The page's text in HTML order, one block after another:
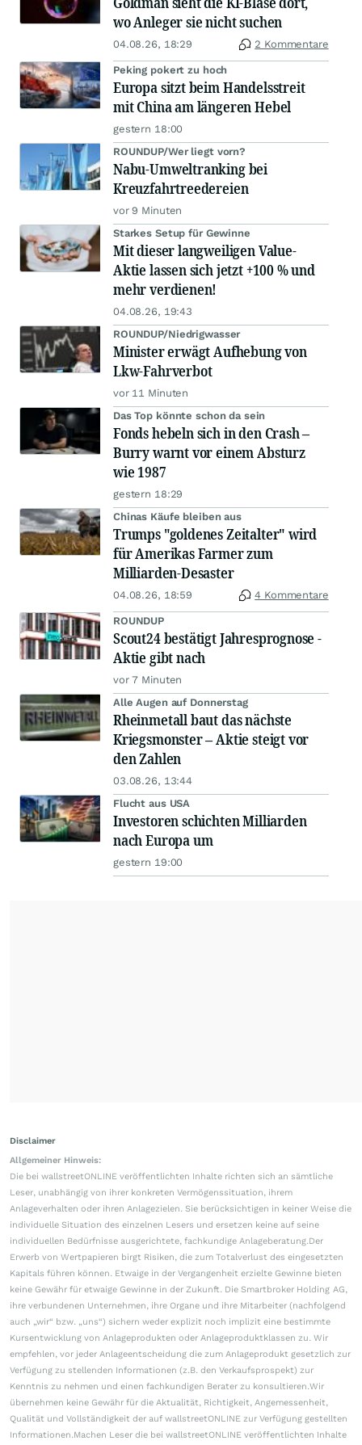
wo Anleger sie nicht suchen
04.08.26, 18:29 2 Kommentare
Peking pokert zu hoch
Europa sitzt beim Handelsstreit
mit China am längeren Hebel
gestern 18:00
ROUNDUP/Wer liegt vorn?
Nabu-Umweltranking bei
Kreuzfahrtreedereien
vor 9 Minuten
Starkes Setup für Gewinne
Mit dieser langweiligen Value-
Aktie lassen sich jetzt +100 % und
mehr verdienen!
04.08.26, 19:43
ROUNDUP/Niedrigwasser
Minister erwägt Aufhebung von
Lkw-Fahrverbot
vor 11 Minuten
Das Top könnte schon da sein
Fonds hebeln sich in den Crash –
Burry warnt vor einem Absturz
wie 1987
gestern 18:29
Chinas Käufe bleiben aus
Trumps "goldenes Zeitalter" wird
für Amerikas Farmer zum
Milliarden-Desaster
04.08.26, 18:59 4 Kommentare
ROUNDUP
Scout24 bestätigt Jahresprognose -
Aktie gibt nach
vor 7 Minuten
Alle Augen auf Donnerstag
Rheinmetall baut das nächste
Kriegsmonster – Aktie steigt vor
den Zahlen
03.08.26, 13:44
Flucht aus USA
Investoren schichten Milliarden
nach Europa um
gestern 19:00
Disclaimer
Allgemeiner Hinweis:
Die bei wallstreetONLINE veröffentlichten Inhalte richten sich an sämtliche
Leser, unabhängig von ihrer konkreten Vermögenssituation, ihrem
Anlageverhalten oder ihren Anlagezielen. Sie berücksichtigen in keiner Weise die
individuelle Situation des einzelnen Lesers und ersetzen keine auf seine
individuellen Bedürfnisse ausgerichtete, fachkundige Anlageberatung.Der
Erwerb von Wertpapieren birgt Risiken, die zum Totalverlust des eingesetzten
Kapitals führen können. Etwaige in der Vergangenheit erzielte Gewinne bieten
keine Gewähr für etwaige Gewinne in der Zukunft. Die Smartbroker Holding AG,
ihre verbundenen Unternehmen, ihre Organe und ihre Mitarbeiter (nachfolgend
auch „wir“ bzw. „uns“) sichern weder explizit noch implizit eine bestimmte
Kursentwicklung von Anlageprodukten oder Anlageproduktklassen zu. Wir
empfehlen, vor jeder Anlageentscheidung die zum Anlageprodukt gesetzlich zur
Verfügung zu stellenden Informationen (z.B. den Verkaufsprospekt) zur
Kenntnis zu nehmen und einen fachkundigen Berater zu konsultieren.Wir
übernehmen keine Gewähr für die Aktualität, Richtigkeit, Angemessenheit,
Qualität und Vollständigkeit der auf wallstreetONLINE zur Verfügung gestellten
Informationen.Machen Leser die bei wallstreetONLINE veröffentlichten Inhalte